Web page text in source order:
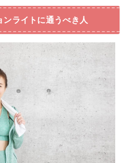
ンライトに通うべき人